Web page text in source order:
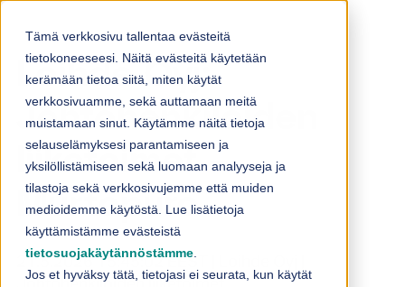
Tämä verkkosivu tallentaa evästeitä
tietokoneeseesi. Näitä evästeitä käytetään
kerämään tietoa siitä, miten käytät
verkkosivuamme, sekä auttamaan meitä
muistamaan sinut. Käytämme näitä tietoja
selauselämyksesi parantamiseen ja
yksilöllistämiseen sekä luomaan analyyseja ja
tilastoja sekä verkkosivujemme että muiden
medioidemme käytöstä. Lue lisätietoja
käyttämistämme evästeistä
tietosuojakäytännöstämme
Jos et hyväksy tätä, tietojasi ei seurata, kun käytät
Loihde Oyj:
Johtohenkilöiden
liiketoimet –
Murtopuro
21.5.2026 15:45:02 EEST | Loihde Oyj |